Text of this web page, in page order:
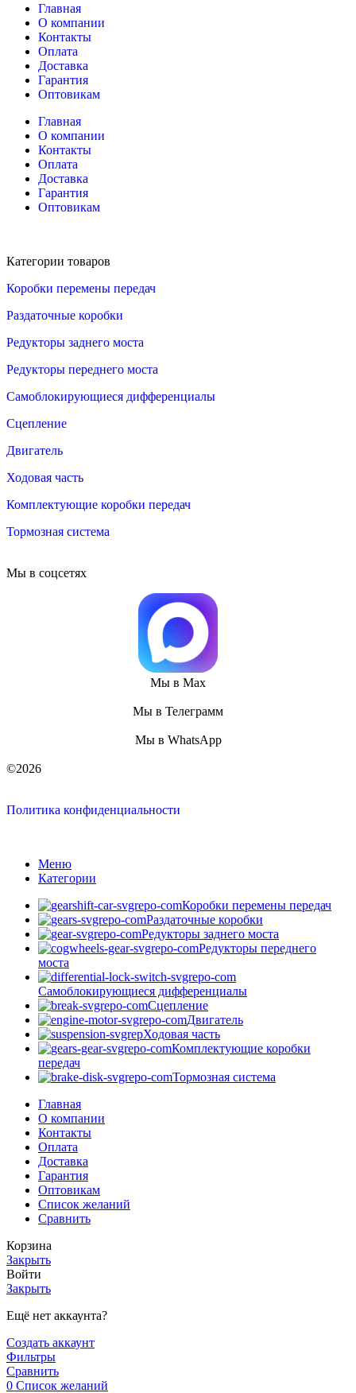
Главная
О компании
Контакты
Оплата
Доставка
Гарантия
Оптовикам
Главная
О компании
Контакты
Оплата
Доставка
Гарантия
Оптовикам
Категории товаров
Коробки перемены передач
Раздаточные коробки
Редукторы заднего моста
Редукторы переднего моста
Самоблокирующиеся дифференциалы
Сцепление
Двигатель
Ходовая часть
Комплектующие коробки передач
Тормозная система
Мы в соцсетях
Мы в Max
Мы в Телеграмм
Мы в WhatsApp
©2026
Политика конфиденциальности
Меню
Категории
Коробки перемены передач
Раздаточные коробки
Редукторы заднего моста
Редукторы переднего
моста
Самоблокирующиеся дифференциалы
Сцепление
Двигатель
Ходовая часть
Комплектующие коробки
передач
Тормозная система
Главная
О компании
Контакты
Оплата
Доставка
Гарантия
Оптовикам
Список желаний
Сравнить
Корзина
Закрыть
Войти
Закрыть
Ещё нет аккаунта?
Создать аккаунт
Фильтры
Сравнить
0 Список желаний